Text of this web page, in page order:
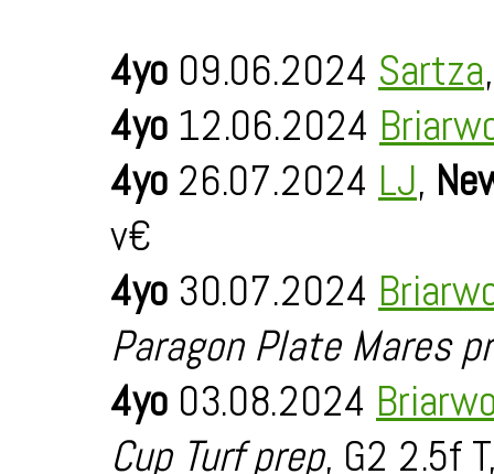
4yo 09.06.2024 Sartza
4yo 12.06.2024
4yo 26.07.2024 LJ,
v€
4yo 30.07.2024
Paragon Plate Mares
4yo 03.08.2024
Cup Turf prep, G2 2.5f